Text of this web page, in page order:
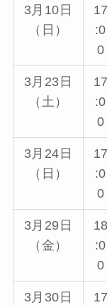
3月10日
（日）
17
:0
0
3月23日
（土）
17
:0
0
3月24日
（日）
17
:0
0
3月29日
（金）
18
:0
0
3月30日
17